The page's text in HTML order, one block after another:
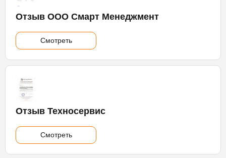
Отзыв ООО Смарт Менеджмент
Смотреть
Отзыв Техносервис
Смотреть